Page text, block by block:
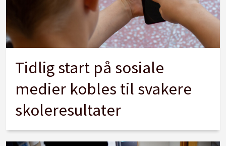
Tidlig start på sosiale
medier kobles til svakere
skoleresultater